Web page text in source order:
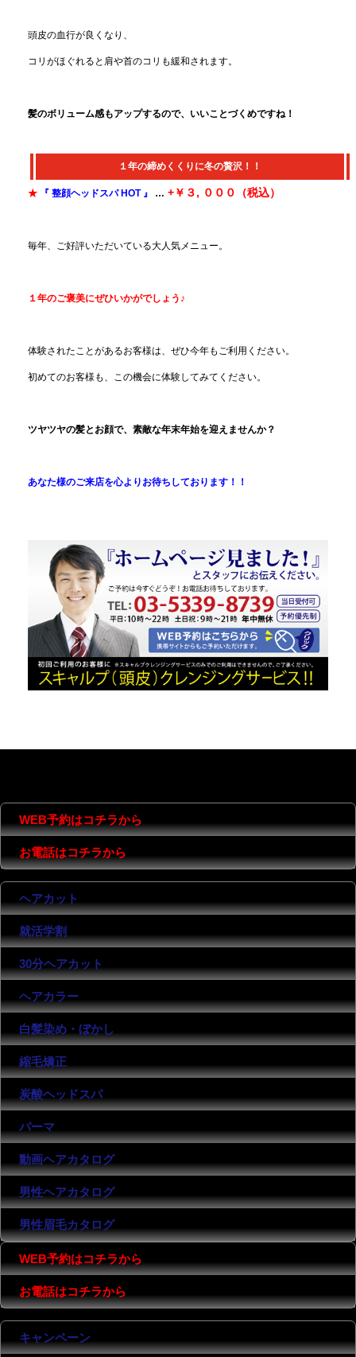
頭皮の血行が良くなり、
コリがほぐれると肩や首のコリも緩和されます。
髪のボリューム感もアップするので、いいことづくめですね！
１年の締めくくりに冬の贅沢！！
★ 『 整顔ヘッドスパ HOT 』 … +￥３, ０００（税込）
毎年、ご好評いただいている大人気メニュー。
１年のご褒美にぜひいかがでしょう♪
体験されたことがあるお客様は、ぜひ今年もご利用ください。
初めてのお客様も、この機会に体験してみてください。
ツヤツヤの髪とお顔で、素敵な年末年始を迎えませんか？
あなた様のご来店を心よりお待ちしております！！
WEB予約はコチラから
お電話はコチラから
ヘアカット
就活学割
30分ヘアカット
ヘアカラー
白髪染め・ぼかし
縮毛矯正
炭酸ヘッドスパ
パーマ
動画ヘアカタログ
男性ヘアカタログ
男性眉毛カタログ
WEB予約はコチラから
お電話はコチラから
キャンペーン